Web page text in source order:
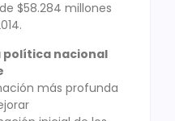
$58.284 millones
política nacional
más profunda